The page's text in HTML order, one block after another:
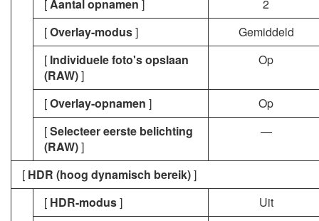
[Aantal opnamen ]
2
[Overlay-modus]
Gemiddeld
[ Individuele foto's opslaan
(RAW)]
Op
[Overlay-opnamen ]
Op
[Selecteer eerste belichting
(RAW)]
—
[ HDR (hoog dynamisch bereik)]
[ HDR-modus]
Uit